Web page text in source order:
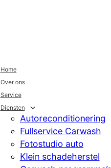
Home
Over ons
Service
Diensten
Autoreconditionering
Fullservice Carwash
Fotostudio auto
Klein schadeherstel